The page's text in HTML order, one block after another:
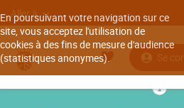
En poursuivant votre navigation sur ce
site, vous acceptez l'utilisation de
cookies à des fins de mesure d'audience
(statistiques anonymes).
Aller à
Se